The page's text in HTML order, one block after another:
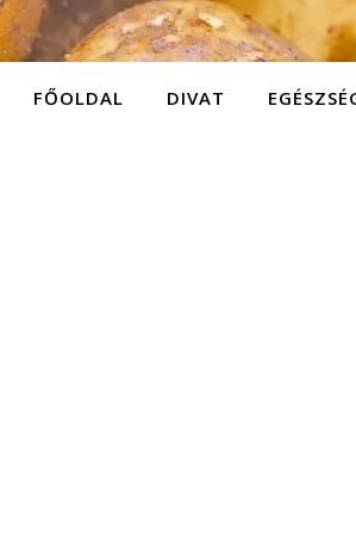
FŐOLDAL DIVAT